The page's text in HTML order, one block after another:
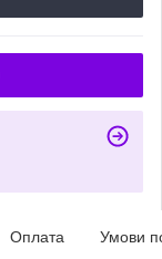
Оплата Умови